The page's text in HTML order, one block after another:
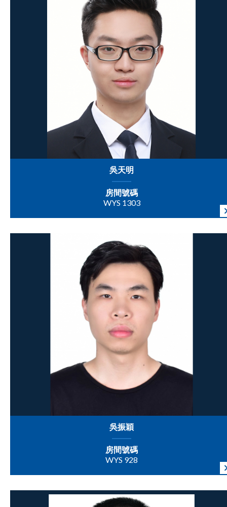
吳天明
房間號碼
WYS 1303
吳振穎
房間號碼
WYS 928